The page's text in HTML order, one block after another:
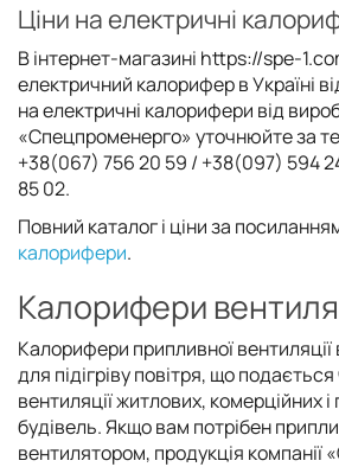
Ціни на електричні
В інтернет-магазині https://spe-
електричний калорифер в Україні
на електричні калорифери від
«Спецпроменерго» уточнюйте за
+38(067) 756 20 59 / +38(097) 594
85 02.
Повний каталог і ціни за
калорифери.
Калорифери
Калорифери припливної
для підігріву повітря, що
вентиляції житлових, комерційних
будівель. Якщо вам потрібен
вентилятором, продукція компанії